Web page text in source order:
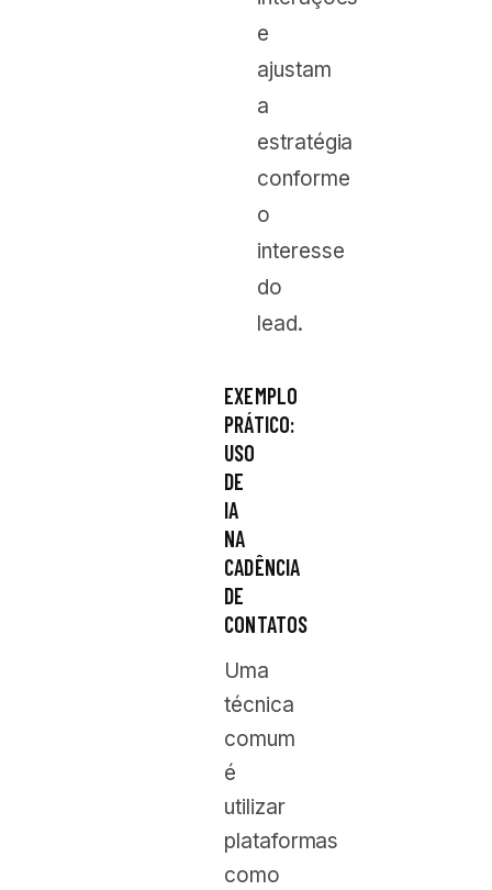
e
ajustam
a
estratégia
conforme
o
interesse
do
lead.
EXEMPLO
PRÁTICO:
USO
DE
IA
NA
CADÊNCIA
DE
CONTATOS
Uma
técnica
comum
é
utilizar
plataformas
como